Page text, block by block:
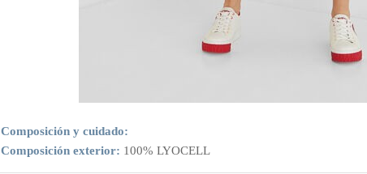
Composición y cuidado:
Composición exterior: 100% LYOCELL